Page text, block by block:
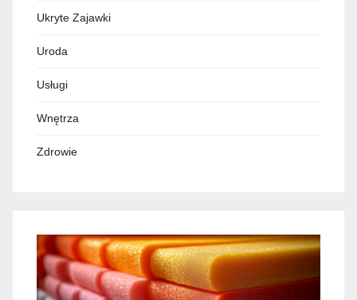
Ukryte Zajawki
Uroda
Usługi
Wnętrza
Zdrowie